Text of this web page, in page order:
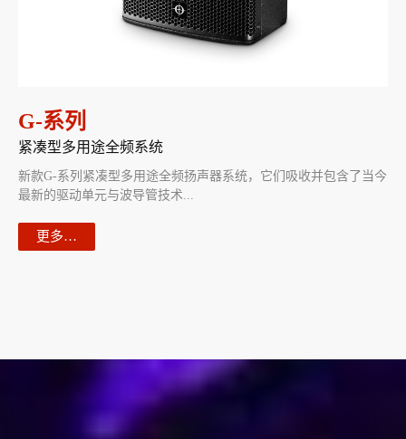
G-系列
紧凑型多用途全频系统
新款G-系列紧凑型多用途全频扬声器系统，它们吸收并包含了当今
最新的驱动单元与波导管技术...
更多…